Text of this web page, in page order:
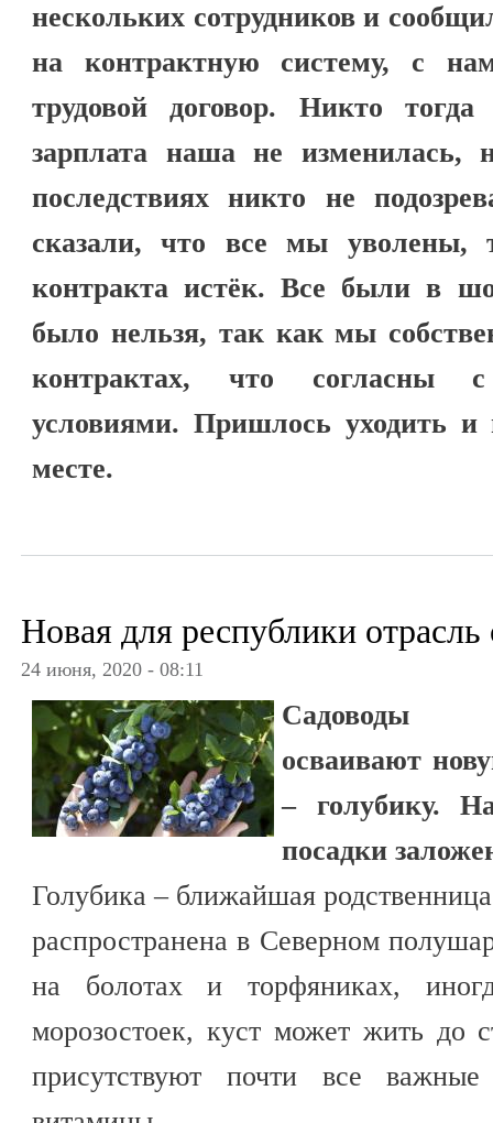
нескольких сотрудников и
на контрактную систему, с
трудовой договор. Никто
зарплата наша не изменилась,
последствиях никто не
сказали, что все мы уволены,
контракта истёк. Все были в
было нельзя, так как мы
контрактах, что согласны
условиями. Пришлось уходить и
месте.
Новая для республики отрасль
24 июня, 2020 - 08:11
Садоводы
осваивают
– голубику.
посадки
Голубика – ближайшая
распространена в Северном
на болотах и торфяниках,
морозостоек, куст может жить до
присутствуют почти все